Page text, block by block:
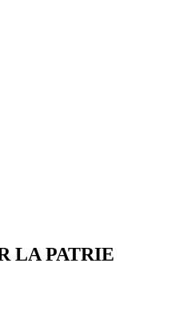
LA PATRIE